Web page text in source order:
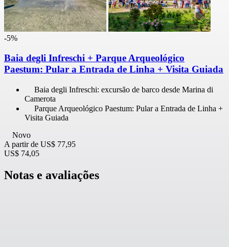
-5%
Baia degli Infreschi + Parque Arqueológico
Paestum: Pular a Entrada de Linha + Visita Guiada
Baia degli Infreschi: excursão de barco desde Marina di
Camerota
Parque Arqueológico Paestum: Pular a Entrada de Linha +
Visita Guiada
Novo
A partir de US$ 77,95
US$ 74,05
Notas e avaliações